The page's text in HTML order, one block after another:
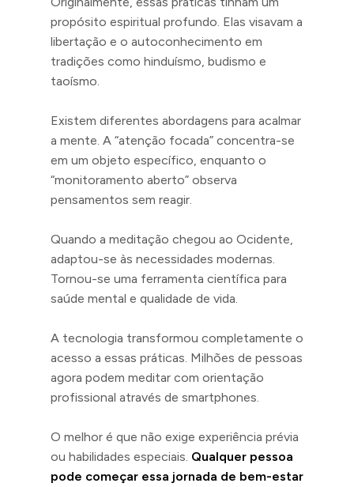
propósito espiritual profundo. Elas visavam a
libertação e o autoconhecimento em
tradições como hinduísmo, budismo e
taoísmo.
Existem diferentes abordagens para acalmar
a mente. A “atenção focada” concentra-se
em um objeto específico, enquanto o
“monitoramento aberto” observa
pensamentos sem reagir.
Quando a meditação chegou ao Ocidente,
adaptou-se às necessidades modernas.
Tornou-se uma ferramenta científica para
saúde mental e qualidade de vida.
A tecnologia transformou completamente o
acesso a essas práticas. Milhões de pessoas
agora podem meditar com orientação
profissional através de smartphones.
O melhor é que não exige experiência prévia
ou habilidades especiais. Qualquer pessoa
pode começar essa jornada de bem-estar